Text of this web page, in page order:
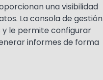
una visibilidad
La consola de gestión
y le permite configurar
informes de forma